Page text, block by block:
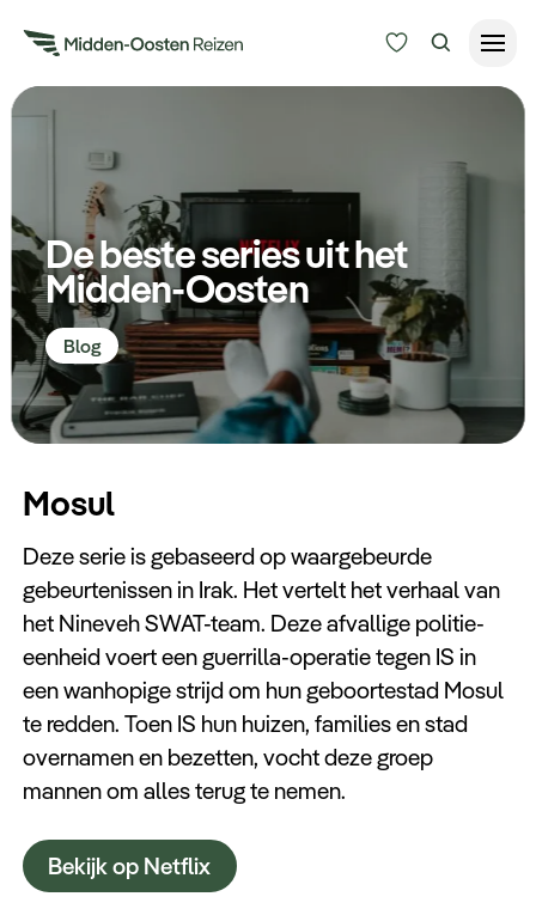
Type Reizen
Inspiratie
Meer
Reisduur
Budget
De beste series uit het
Midden-Oosten
Blog
Mosul
Deze serie is gebaseerd op waargebeurde
gebeurtenissen in Irak. Het vertelt het verhaal van
het Nineveh SWAT-team. Deze afvallige politie-
eenheid voert een guerrilla-operatie tegen IS in
een wanhopige strijd om hun geboortestad Mosul
te redden. Toen IS hun huizen, families en stad
overnamen en bezetten, vocht deze groep
mannen om alles terug te nemen.
Bekijk op Netflix